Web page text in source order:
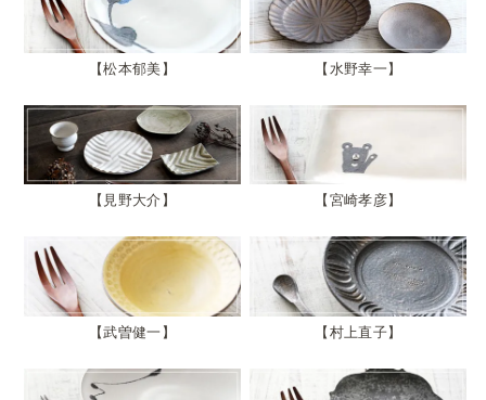
松本郁美 水野幸一
見野大介 宮崎孝彦
武曽健一 村上直子